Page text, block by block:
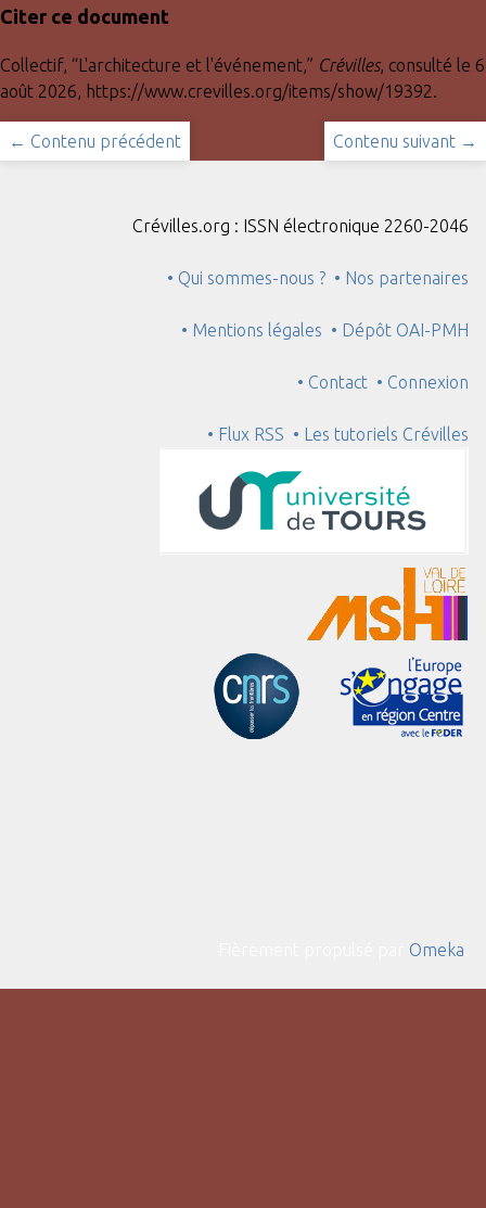
Citer ce document
Collectif, “L'architecture et l'événement,” Crévilles, consulté le 6
août 2026, https://www.crevilles.org/items/show/19392.
← Contenu précédent Contenu suivant →
Crévilles.org : ISSN électronique 2260-2046
• Qui sommes-nous ? • Nos partenaires
• Mentions légales • Dépôt OAI-PMH
• Contact • Connexion
• Flux RSS • Les tutoriels Crévilles
Omeka